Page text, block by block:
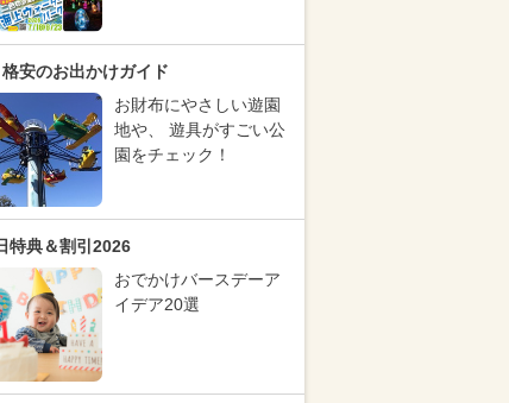
安のお出かけガイド
お財布にやさしい遊園
地や、 遊具がすごい公
園をチェック！
特典＆割引2026
おでかけバースデーア
イデア20選